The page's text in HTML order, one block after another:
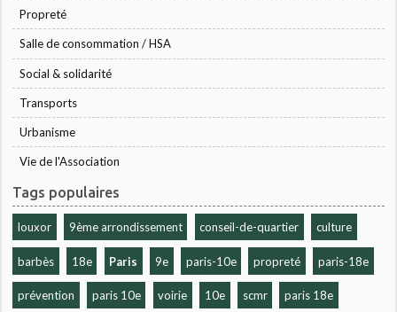
Propreté
Salle de consommation / HSA
Social & solidarité
Transports
Urbanisme
Vie de l'Association
Tags populaires
louxor 9ème arrondissement conseil-de-quartier culture
barbès 18e Paris 9e paris-10e propreté paris-18e
prévention paris 10e voirie 10e scmr paris 18e